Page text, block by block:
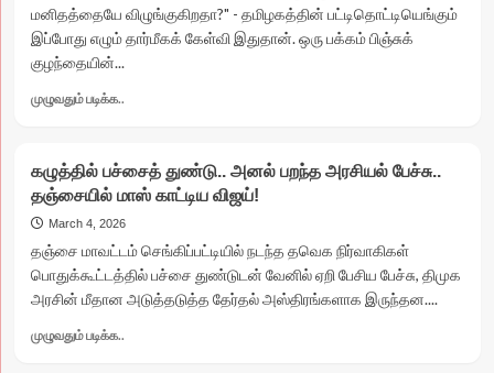
ஒரு
ராஜ்யசபா..
காங்கிரஸ்
எப்படி?
மனிதத்தையே விழுங்குகிறதா?" - தமிழகத்தின் பட்டிதொட்டியெங்கும்
இப்போது எழும் தார்மீகக் கேள்வி இதுதான். ஒரு பக்கம் பிஞ்சுக்
குழந்தையின்...
முழுவதும் படிக்க..
ஆளுங்கட்சியில்
காமக்
கொடூரர்கள்!
விமானத்தில்
பாலியல்
டிமிக்கி
தந்த
கழுத்தில் பச்சைத் துண்டு.. அனல் பறந்த அரசியல் பேச்சு..
தஞ்சையில் மாஸ் காட்டிய விஜய்!
March 4, 2026
தஞ்சை மாவட்டம் செங்கிப்பட்டியில் நடந்த தவெக நிர்வாகிகள்
பொதுக்கூட்டத்தில் பச்சை துண்டுடன் வேனில் ஏறி பேசிய பேச்சு, திமுக
அரசின் மீதான அடுத்தடுத்த தேர்தல் அஸ்திரங்களாக இருந்தன....
முழுவதும் படிக்க..